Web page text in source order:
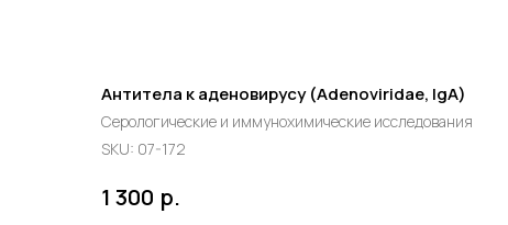
Антитела к аденовирусу (Adenoviridae, IgA)
Серологические и иммунохимические исследования
SKU: 07-172
1 300 р.